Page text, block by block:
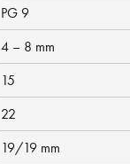
PG 9
4 – 8 mm
15
22
19/19 mm